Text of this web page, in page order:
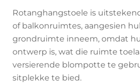
Rotanghangstoele is
of balkonruimtes, aangesien
grondruimte inneem, omdat
ontwerp is, wat die ruimte
versierende blompotte te
sitplekke te bied.